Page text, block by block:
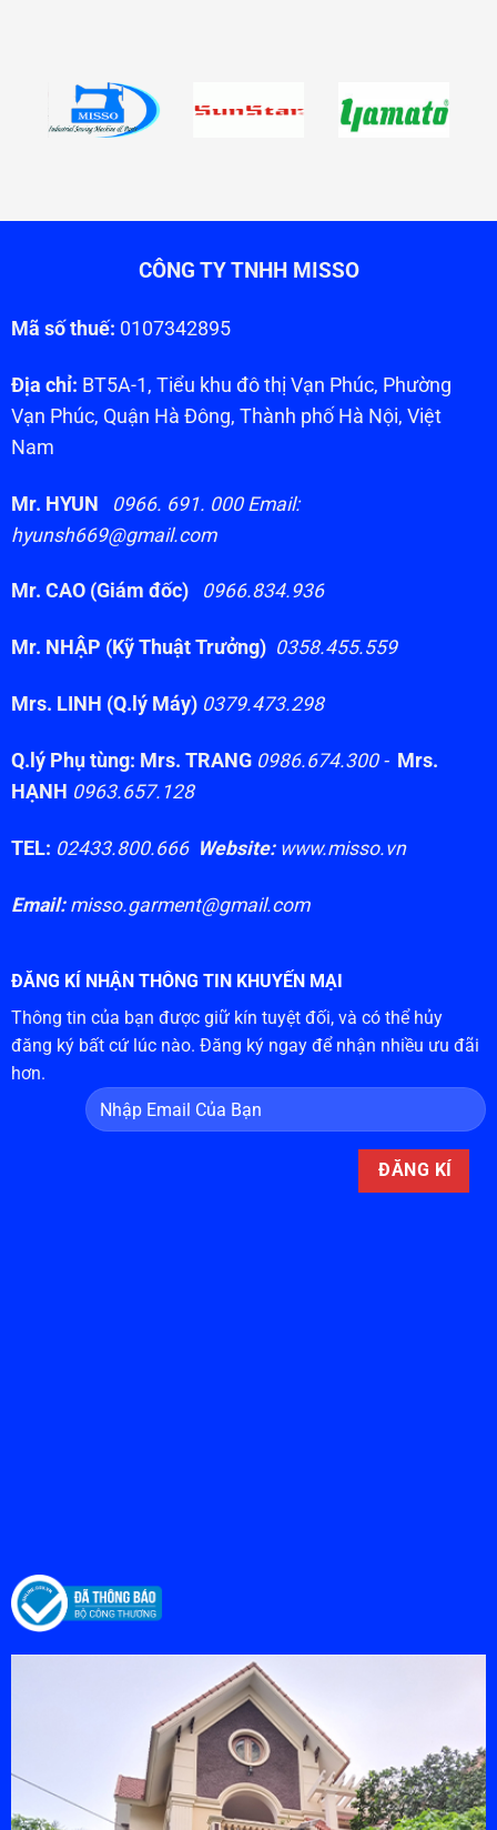
CÔNG TY TNHH MISSO
Mã số thuế: 0107342895
Địa chỉ: BT5A-1, Tiểu khu đô thị Vạn Phúc, Phường
Vạn Phúc, Quận Hà Đông, Thành phố Hà Nội, Việt
Nam
Mr. HYUN
0966. 691. 000 Email:
hyunsh669@gmail.com
Mr. CAO (Giám đốc) 0966.834.936
Mr. NHẬP (Kỹ Thuật Trưởng) 0358.455.559
Mrs. LINH (Q.lý Máy) 0379.473.298
Q.lý Phụ tùng: Mrs. TRANG 0986.674.300 - Mrs.
HẠNH 0963.657.128
TEL: 02433.800.666 Website:www.misso.vn
Email:misso.garment@gmail.com
ĐĂNG KÍ NHẬN THÔNG TIN KHUYẾN MẠI
Thông tin của bạn được giữ kín tuyệt đối, và có thể hủy
đăng ký bất cứ lúc nào. Đăng ký ngay để nhận nhiều ưu đãi
hơn.